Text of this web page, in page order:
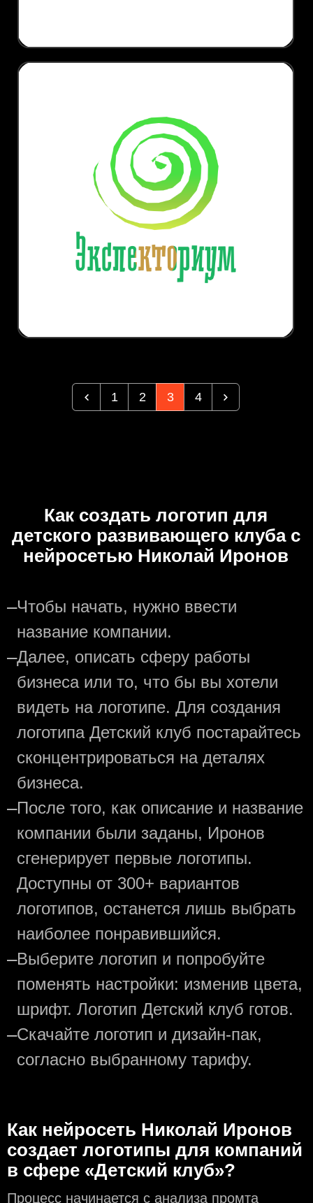
1 2 3 4
Как создать логотип для
детского развивающего клуба с
нейросетью Николай Иронов
—Чтобы начать, нужно ввести
название компании.
—Далее, описать сферу работы
бизнеса или то, что бы вы хотели
видеть на логотипе. Для создания
логотипа Детский клуб постарайтесь
сконцентрироваться на деталях
бизнеса.
—После того, как описание и название
компании были заданы, Иронов
сгенерирует первые логотипы.
Доступны от 300+ вариантов
логотипов, останется лишь выбрать
наиболее понравившийся.
—Выберите логотип и попробуйте
поменять настройки: изменив цвета,
шрифт. Логотип Детский клуб готов.
—Скачайте логотип и дизайн-пак,
согласно выбранному тарифу.
Как нейросеть Николай Иронов
создаeт логотипы для компаний
в сфере «Детский клуб»?
Процесс начинается с анализа промта